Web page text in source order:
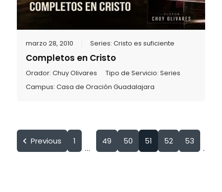
marzo 28, 2010 Series: Cristo es suficiente
Completos en Cristo
Orador: Chuy Olivares Tipo de Servicio: Series
Campus: Casa de Oración Guadalajara
Previous 1
...
49 50 51 52 53
...